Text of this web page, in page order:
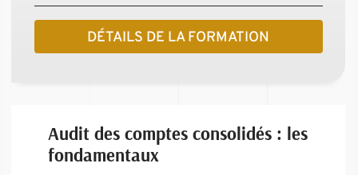
DÉTAILS DE LA FORMATION
Audit des comptes consolidés : les
fondamentaux